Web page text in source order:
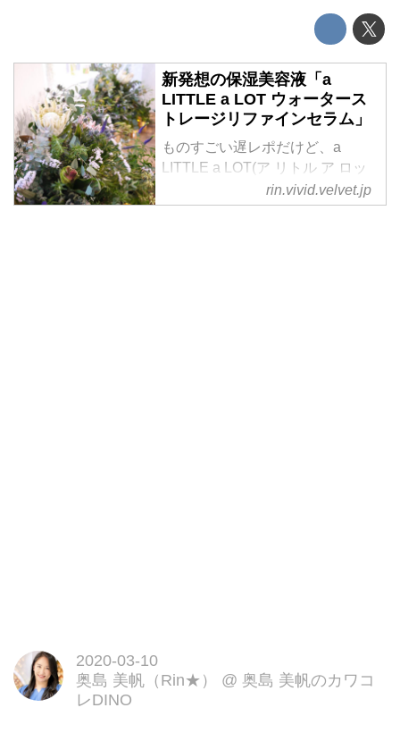
新発想の保湿美容液「a
LITTLE a LOT ウォータース
トレージリファインセラム」
ものすごい遅レポだけど、a
LITTLE a LOT(ア リトル ア ロッ
ト)の美容液「ウォーターストレ
ージ リファインセラム」発売記
rin.vivid.velvet.jp
2020-03-10
奥島 美帆（Rin★）
@ 奥島 美帆のカワコ
レDINO